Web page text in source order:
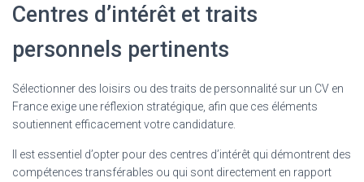
Centres d’intérêt et traits
personnels pertinents
Sélectionner des loisirs ou des traits de personnalité sur un CV en
France exige une réflexion stratégique, afin que ces éléments
soutiennent efficacement votre candidature.
Il est essentiel d’opter pour des centres d’intérêt qui démontrent des
compétences transférables ou qui sont directement en rapport